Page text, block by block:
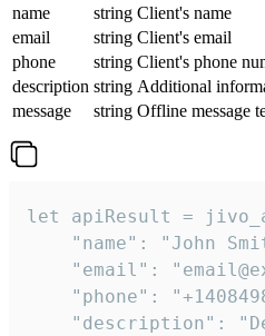
name
string Client's name
email
string Client's email
phone
string Client's phone
description string Additional
message
string Offline message
let apiResult =
"name": "John
"email":
"phone":
"description":